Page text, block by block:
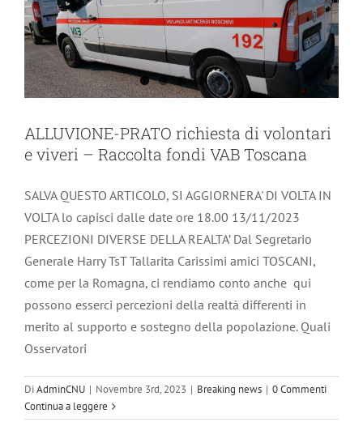
ALLUVIONE-PRATO richiesta di volontari
e viveri – Raccolta fondi VAB Toscana
SALVA QUESTO ARTICOLO, SI AGGIORNERA' DI VOLTA IN
VOLTA lo capisci dalle date ore 18.00 13/11/2023
PERCEZIONI DIVERSE DELLA REALTA’ Dal Segretario
Generale Harry TsT Tallarita Carissimi amici TOSCANI,
come per la Romagna, ci rendiamo conto anche qui
possono esserci percezioni della realtà differenti in
merito al supporto e sostegno della popolazione. Quali
Osservatori
DiAdminCNU | Novembre 3rd, 2023 | Breaking news | 0 Commenti
Continua a leggere